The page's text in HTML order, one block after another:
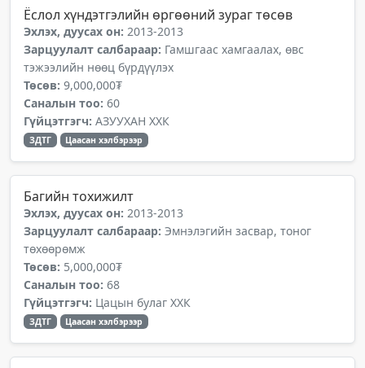
Ёслол хүндэтгэлийн өргөөний зураг төсөв
Эхлэх, дуусах он: 2013-2013
Зарцуулалт салбараар: Гамшгаас хамгаалах, өвс
тэжээлийн нөөц бүрдүүлэх
Төсөв: 9,000,000₮
Саналын тоо: 60
Гүйцэтгэгч: АЗУУХАН ХХК
ЗДТГ Цаасан хэлбэрээр
Багийн тохижилт
Эхлэх, дуусах он: 2013-2013
Зарцуулалт салбараар: Эмнэлэгийн засвар, тоног
төхөөрөмж
Төсөв: 5,000,000₮
Саналын тоо: 68
Гүйцэтгэгч: Цацын булаг ХХК
ЗДТГ Цаасан хэлбэрээр